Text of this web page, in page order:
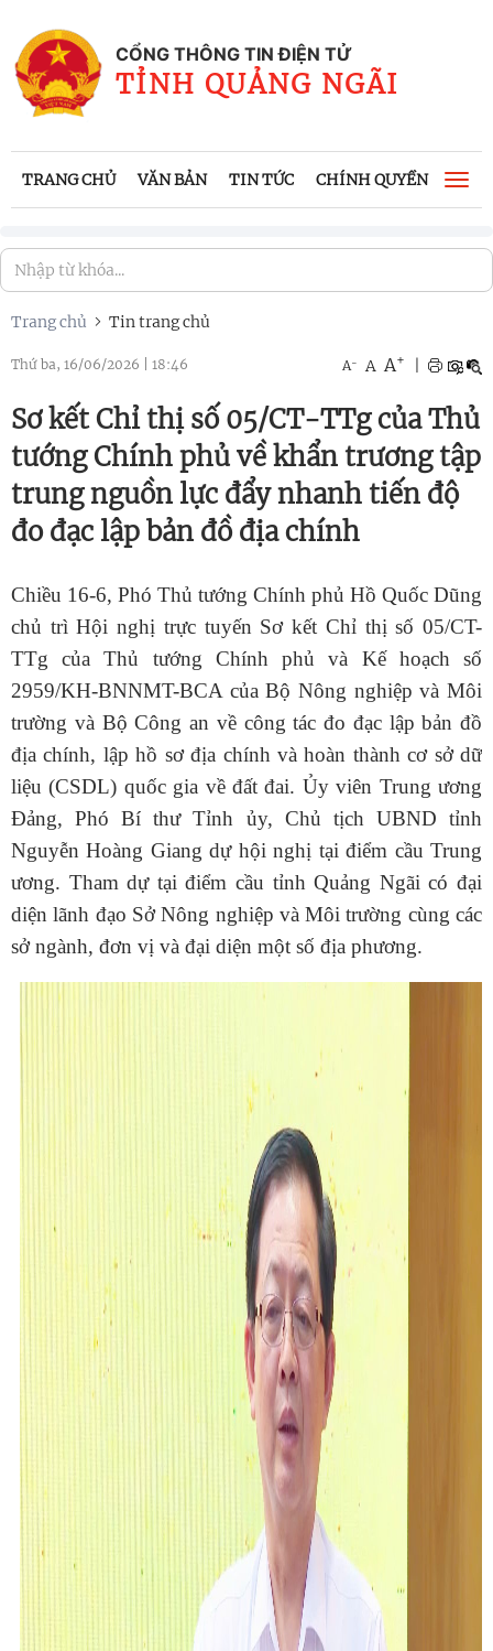
CỔNG THÔNG TIN ĐIỆN TỬ
TỈNH QUẢNG NGÃI
TRANG CHỦ VĂN BẢN TIN TỨC CHÍNH QUYỀN
Trang chủ Tin trang chủ
Thứ ba, 16/06/2026 18:46 A- A A+
Sơ kết Chỉ thị số 05/CT-TTg của Thủ
tướng Chính phủ về khẩn trương tập
trung nguồn lực đẩy nhanh tiến độ
đo đạc lập bản đồ địa chính
Chiều 16-6, Phó Thủ tướng Chính phủ Hồ Quốc Dũng
chủ trì Hội nghị trực tuyến Sơ kết Chỉ thị số 05/CT-
TTg của Thủ tướng Chính phủ và Kế hoạch số
2959/KH-BNNMT-BCA của Bộ Nông nghiệp và Môi
trường và Bộ Công an về công tác đo đạc lập bản đồ
địa chính, lập hồ sơ địa chính và hoàn thành cơ sở dữ
liệu (CSDL) quốc gia về đất đai. Ủy viên Trung ương
Đảng, Phó Bí thư Tỉnh ủy, Chủ tịch UBND tỉnh
Nguyễn Hoàng Giang dự hội nghị tại điểm cầu Trung
ương. Tham dự tại điểm cầu tỉnh Quảng Ngãi có đại
diện lãnh đạo Sở Nông nghiệp và Môi trường cùng các
sở ngành, đơn vị và đại diện một số địa phương.